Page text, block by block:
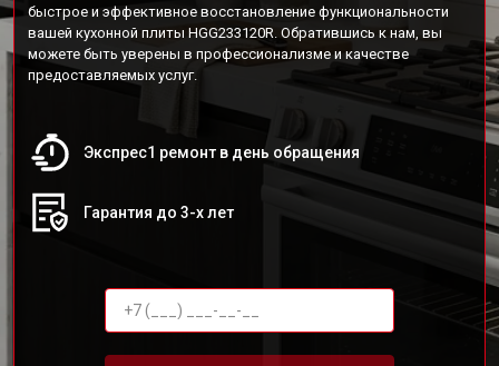
быстрое и эффективное восстановление функциональности
вашей кухонной плиты HGG233120R. Обратившись к нам, вы
можете быть уверены в профессионализме и качестве
предоставляемых услуг.
Экспрес1 ремонт в день обращения
Гарантия до 3-х лет